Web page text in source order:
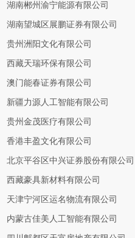
湖南郴州渝宁能源有限公司
湖南望城区展鹏证券有限公司
贵州洲阳文化有限公司
西藏天瑞环保有限公司
澳门能春证券有限公司
新疆力源人工智能有限公司
贵州金茂医疗有限公司
香港丰盈文化有限公司
北京平谷区中兴证券股份有限公司
西藏豪具新材料有限公司
天津宁河区运名物流有限公司
内蒙古佳美人工智能有限公司